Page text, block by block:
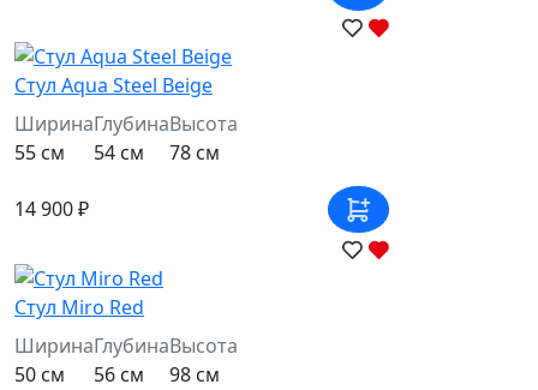
Стул Aqua Steel Beige
Ширина
55 см
Глубина
54 см
Высота
78 см
14 900 ₽
Стул Miro Red
Ширина
50 см
Глубина
56 см
Высота
98 см